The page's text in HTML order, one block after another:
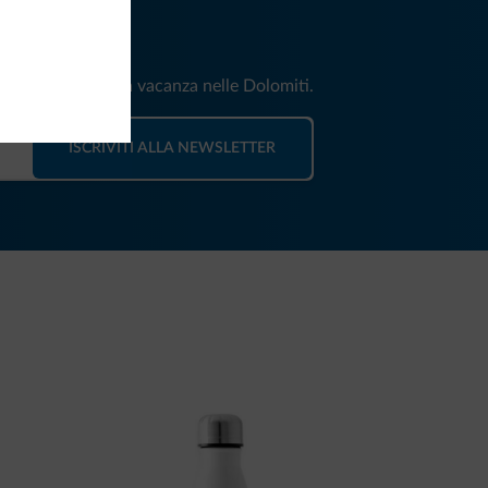
news per la tua vacanza nelle Dolomiti.
ISCRIVITI ALLA NEWSLETTER